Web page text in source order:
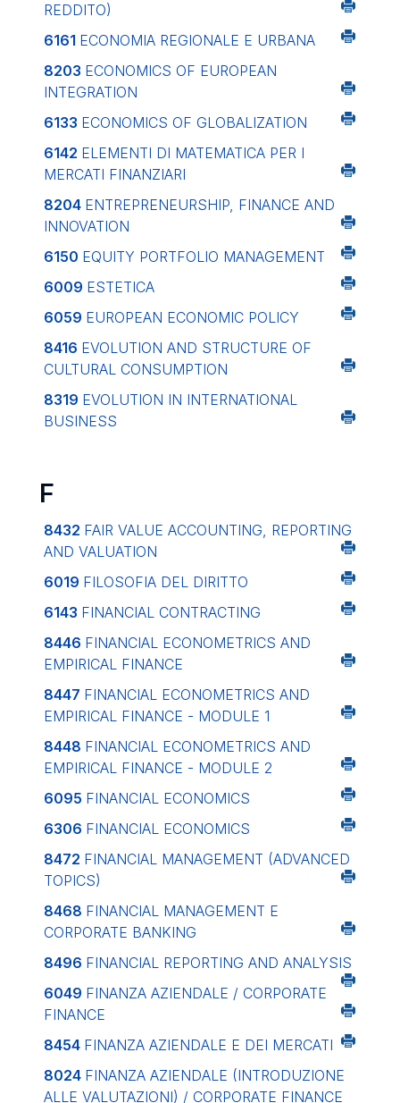
REDDITO)
6161 ECONOMIA REGIONALE E URBANA
8203 ECONOMICS OF EUROPEAN
INTEGRATION
6133 ECONOMICS OF GLOBALIZATION
6142 ELEMENTI DI MATEMATICA PER I
MERCATI FINANZIARI
8204 ENTREPRENEURSHIP, FINANCE AND
INNOVATION
6150 EQUITY PORTFOLIO MANAGEMENT
6009 ESTETICA
6059 EUROPEAN ECONOMIC POLICY
8416 EVOLUTION AND STRUCTURE OF
CULTURAL CONSUMPTION
8319 EVOLUTION IN INTERNATIONAL
BUSINESS
F
8432 FAIR VALUE ACCOUNTING, REPORTING
AND VALUATION
6019 FILOSOFIA DEL DIRITTO
6143 FINANCIAL CONTRACTING
8446 FINANCIAL ECONOMETRICS AND
EMPIRICAL FINANCE
8447 FINANCIAL ECONOMETRICS AND
EMPIRICAL FINANCE - MODULE 1
8448 FINANCIAL ECONOMETRICS AND
EMPIRICAL FINANCE - MODULE 2
6095 FINANCIAL ECONOMICS
6306 FINANCIAL ECONOMICS
8472 FINANCIAL MANAGEMENT (ADVANCED
TOPICS)
8468 FINANCIAL MANAGEMENT E
CORPORATE BANKING
8496 FINANCIAL REPORTING AND ANALYSIS
6049 FINANZA AZIENDALE / CORPORATE
FINANCE
8454 FINANZA AZIENDALE E DEI MERCATI
8024 FINANZA AZIENDALE (INTRODUZIONE
ALLE VALUTAZIONI) / CORPORATE FINANCE